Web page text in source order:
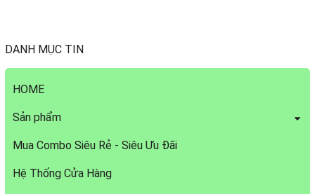
DANH MỤC TIN
HOME
Sản phẩm
Mua Combo Siêu Rẻ - Siêu Ưu Đãi
Hệ Thống Cửa Hàng